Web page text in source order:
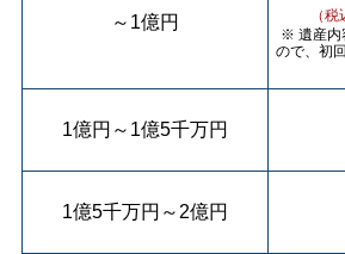
～ 1億円
（
※ 遺産内
ので、初
1億円 ～ 1億5千万円
1億5千万円 ～ 2億円